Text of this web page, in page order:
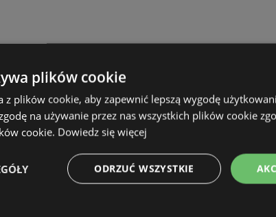
plików cookie
z plików cookie, aby zapewnić lepszą wygodę
na używanie przez nas wszystkich plików cookie
cookie. Dowiedz się więcej
ODRZUĆ WSZYSTKIE